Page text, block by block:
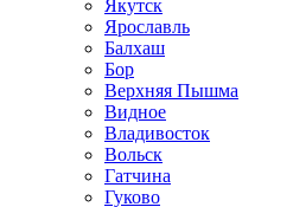
Якутск
Ярославль
Балхаш
Бор
Верхняя Пышма
Видное
Владивосток
Вольск
Гатчина
Гуково